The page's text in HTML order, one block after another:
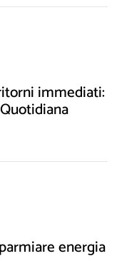
immediati:
energia